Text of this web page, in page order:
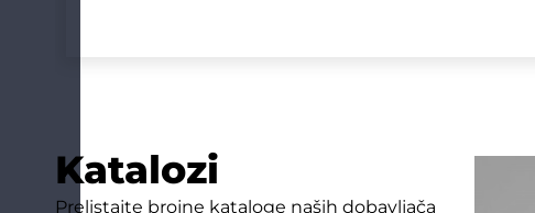
Katalozi
Prelistajte brojne kataloge naših dobavljača